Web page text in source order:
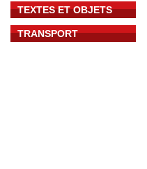
TEXTES ET OBJETS
TRANSPORT